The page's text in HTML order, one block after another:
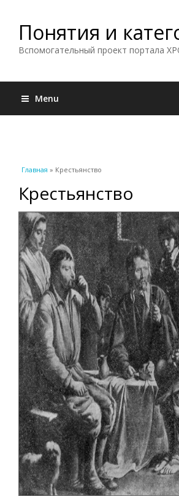
Понятия и
Вспомогательный проект портала
Menu
Вы здесь
Главная » Крестьянство
Крестьянство